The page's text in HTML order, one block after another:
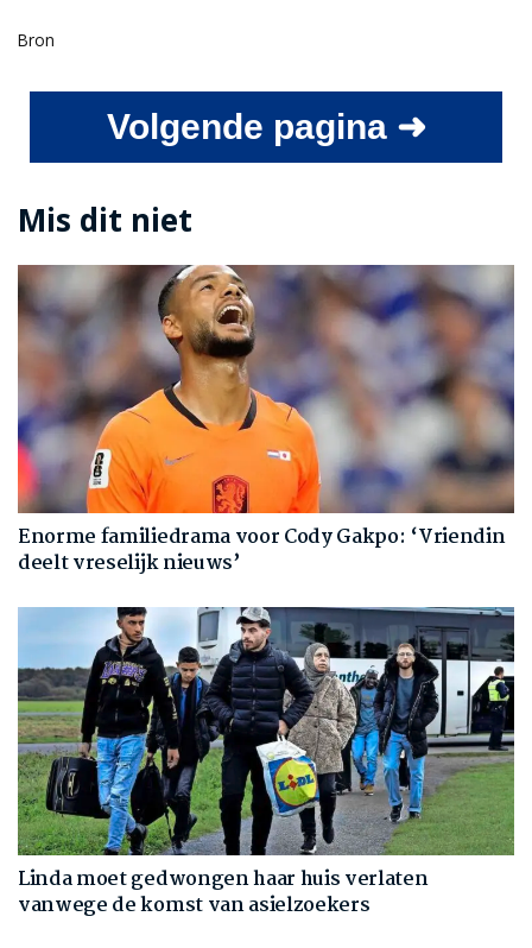
Bron
Volgende pagina ➜
Mis dit niet
Enorme familiedrama voor Cody Gakpo: ‘Vriendin
deelt vreselijk nieuws’
Linda moet gedwongen haar huis verlaten
vanwege de komst van asielzoekers